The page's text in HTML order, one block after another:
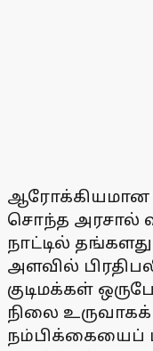
ஆரோக்கியமான
சொந்த
நாட்டில்
அளவில்
குடிமக்கள்
நிலை உருவாகக்
நம்பிக்கையைப்